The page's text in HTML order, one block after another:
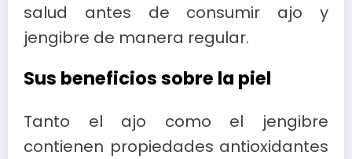
salud antes de consumir ajo y
jengibre de manera regular.
Sus beneficios sobre la piel
Tanto el ajo como el jengibre
contienen propiedades antioxidantes